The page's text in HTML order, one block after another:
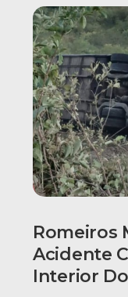
Romeiros
Acidente
Interior